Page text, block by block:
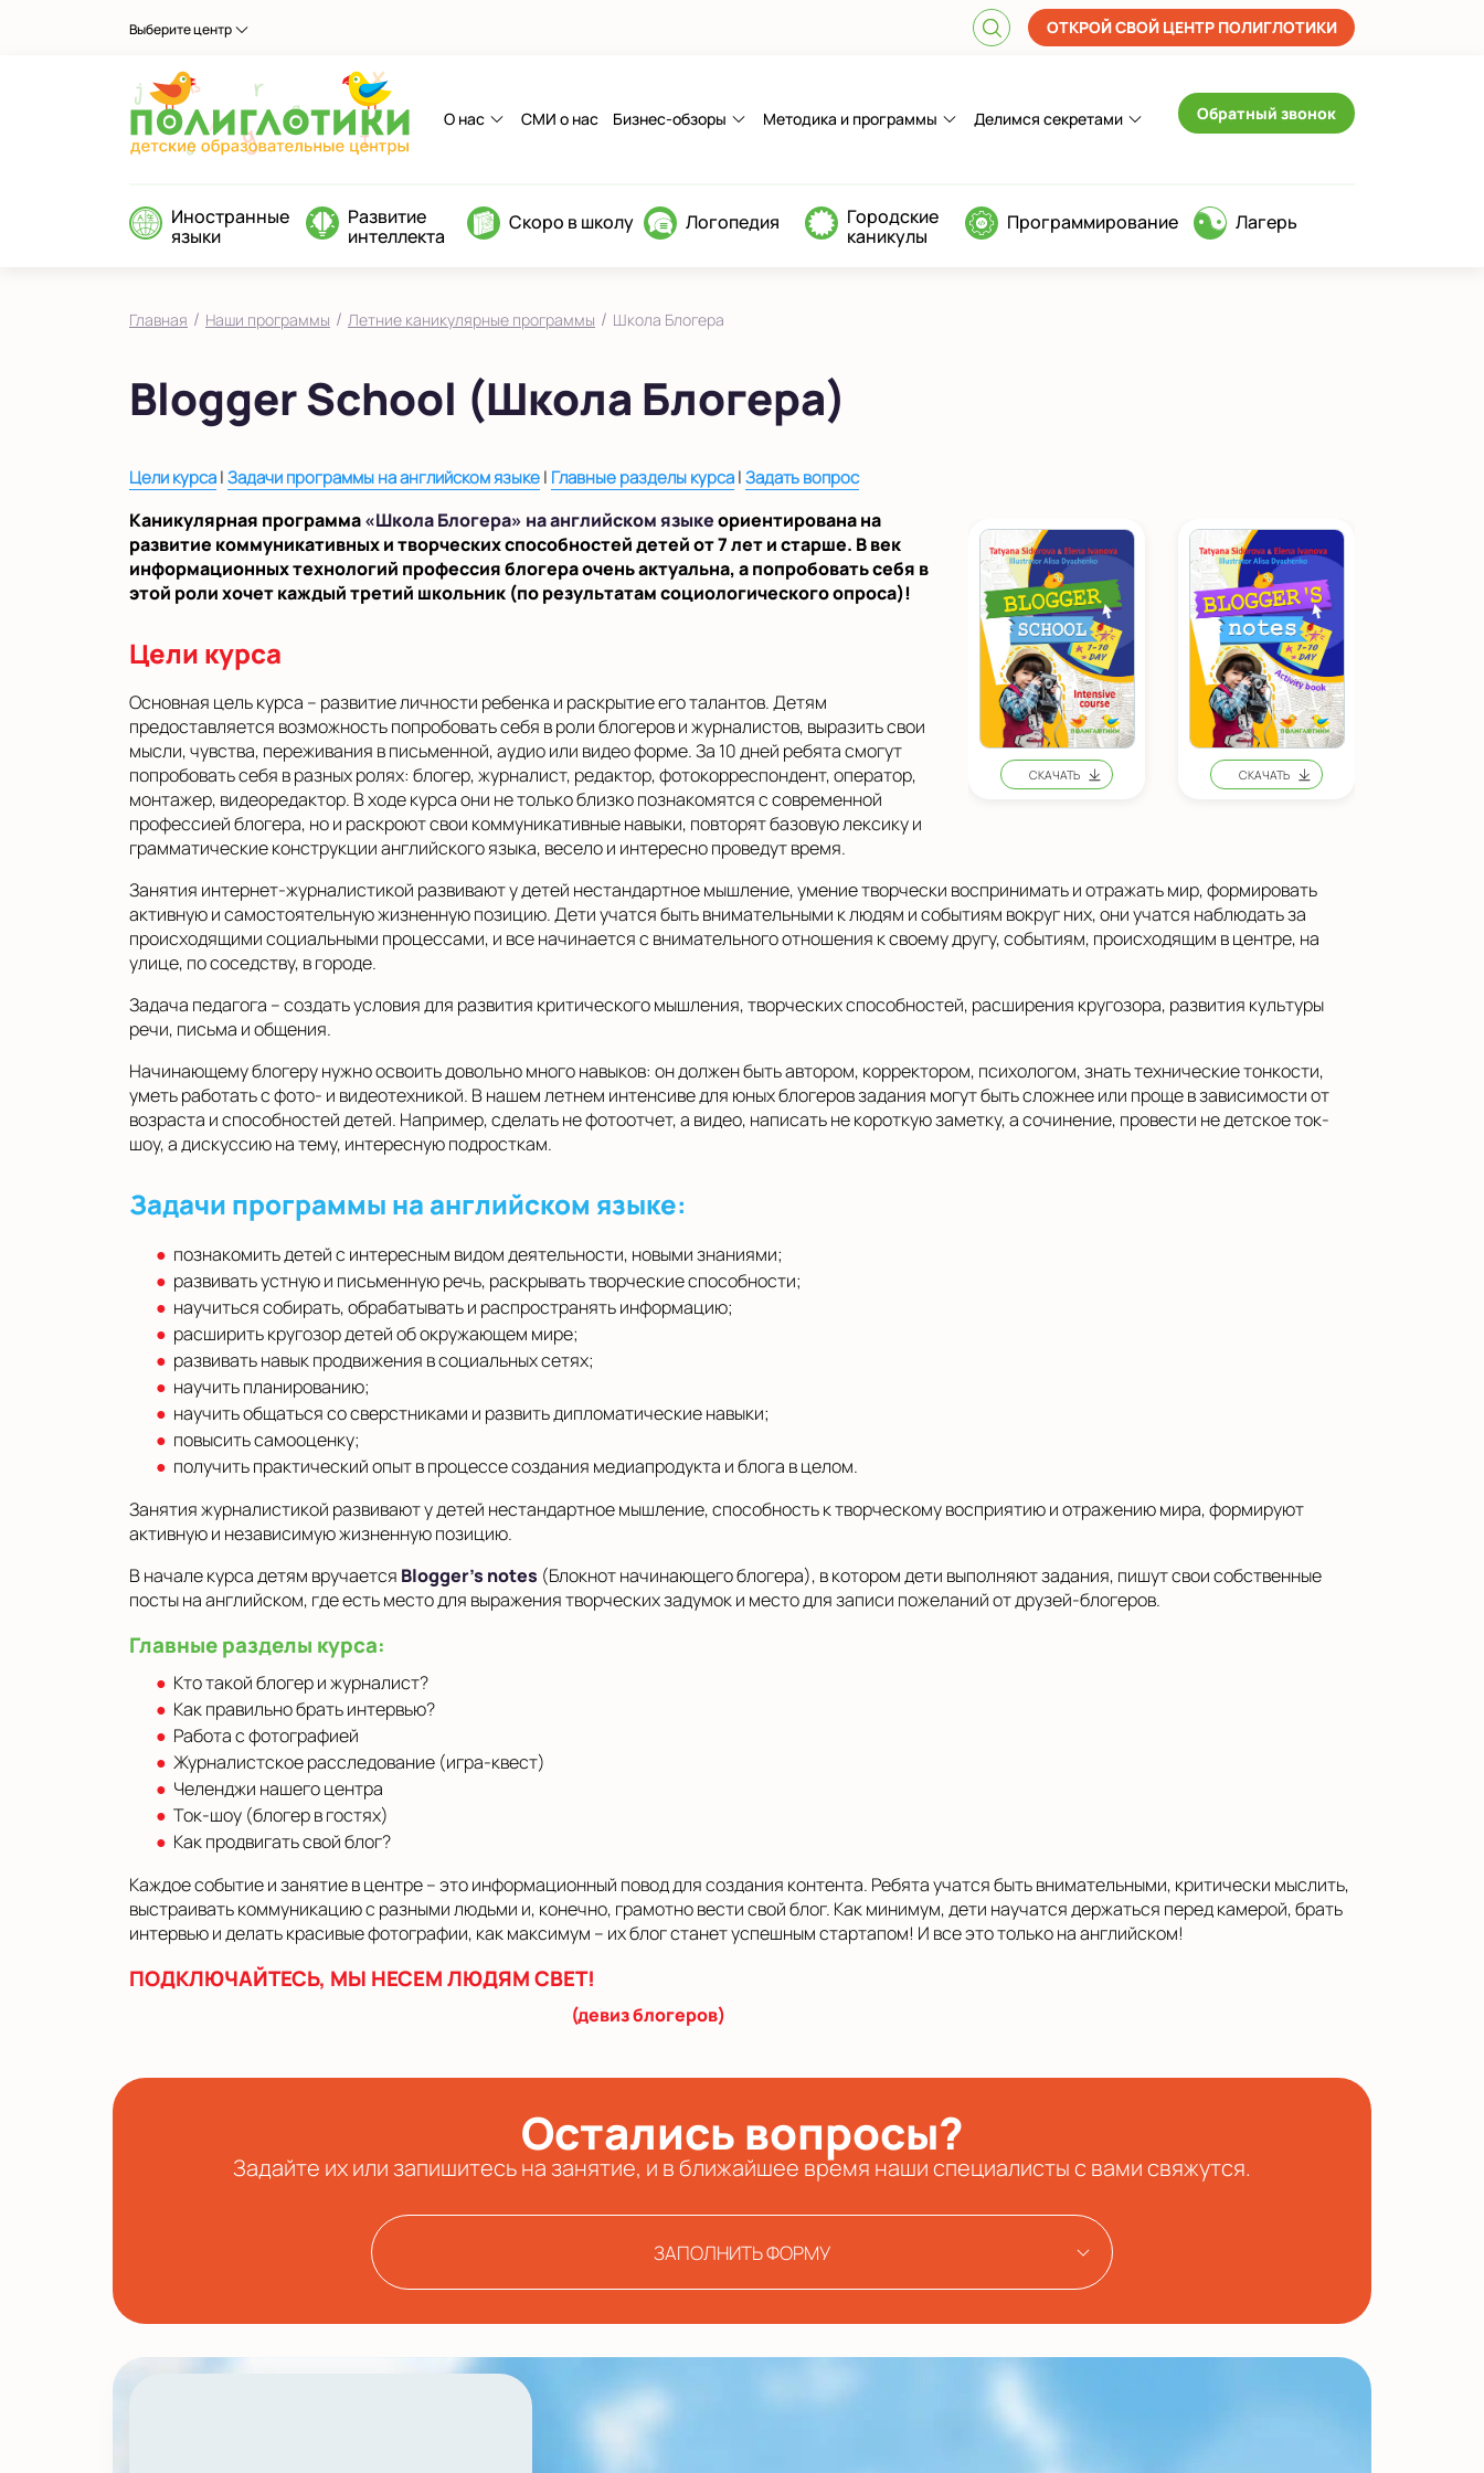
Выберите центр ОТКРОЙ СВОЙ ЦЕНТР ПОЛИГЛОТИКИ
О нас СМИ о нас Бизнес-обзоры Методика и программы Делимся секретами Обратный звонок
Иностранные
языки
Развитие
интеллекта
Скоро в школу Логопедия
Городские
каникулы
Программирование Лагерь
Главная / Наши программы / Летние каникулярные программы / Школа Блогера
Blogger School (Школа Блогера)
Цели курса|Задачи программы на английском языке| Главные разделы курса|Задать вопрос
Каникулярная программа«Школа Блогера» на английском языкеориентирована на
развитие коммуникативных и творческих способностей детей от 7 лет и старше. В век
информационных технологий профессия блогера очень актуальна, а попробовать себя в
этой роли хочет каждый третий школьник (по результатам социологического опроса)!
Цели курса
Основная цель курса – развитие личности ребенка и раскрытие его талантов. Детям
предоставляется возможность попробовать себя в роли блогеров и журналистов, выразить свои
мысли, чувства, переживания в письменной, аудио или видео форме. За 10 дней ребята смогут
попробовать себя в разных ролях: блогер, журналист, редактор, фотокорреспондент, оператор,
монтажер, видеоредактор. В ходе курса они не только близко познакомятся с современной
профессией блогера, но и раскроют свои коммуникативные навыки, повторят базовую лексику и
грамматические конструкции английского языка, весело и интересно проведут время.
Занятия интернет-журналистикой развивают у детей нестандартное мышление, умение творчески воспринимать и отражать мир, формировать
активную и самостоятельную жизненную позицию. Дети учатся быть внимательными к людям и событиям вокруг них, они учатся наблюдать за
происходящими социальными процессами, и все начинается с внимательного отношения к своему другу, событиям, происходящим в центре, на
улице, по соседству, в городе.
Задача педагога – создать условия для развития критического мышления, творческих способностей, расширения кругозора, развития культуры
речи, письма и общения.
Начинающему блогеру нужно освоить довольно много навыков: он должен быть автором, корректором, психологом, знать технические тонкости,
уметь работать с фото- и видеотехникой. В нашем летнем интенсиве для юных блогеров задания могут быть сложнее или проще в зависимости от
возраста и способностей детей. Например, сделать не фотоотчет, а видео, написать не короткую заметку, а сочинение, провести не детское ток-
шоу, а дискуссию на тему, интересную подросткам.
Задачи программы на английском языке:
познакомить детей с интересным видом деятельности, новыми знаниями;
развивать устную и письменную речь, раскрывать творческие способности;
научиться собирать, обрабатывать и распространять информацию;
расширить кругозор детей об окружающем мире;
развивать навык продвижения в социальных сетях;
научить планированию;
научить общаться со сверстниками и развить дипломатические навыки;
повысить самооценку;
получить практический опыт в процессе создания медиапродукта и блога в целом.
Занятия журналистикой развивают у детей нестандартное мышление, способность к творческому восприятию и отражению мира, формируют
активную и независимую жизненную позицию.
В начале курса детям вручается Blogger’s notes (Блокнот начинающего блогера), в котором дети выполняют задания, пишут свои собственные
посты на английском, где есть место для выражения творческих задумок и место для записи пожеланий от друзей-блогеров.
Главные разделы курса:
Кто такой блогер и журналист?
Как правильно брать интервью?
Работа с фотографией
Журналистское расследование (игра-квест)
Челенджи нашего центра
Ток-шоу (блогер в гостях)
Как продвигать свой блог?
Каждое событие и занятие в центре – это информационный повод для создания контента. Ребята учатся быть внимательными, критически мыслить,
выстраивать коммуникацию с разными людьми и, конечно, грамотно вести свой блог. Как минимум, дети научатся держаться перед камерой, брать
интервью и делать красивые фотографии, как максимум – их блог станет успешным стартапом! И все это только на английском!
ПОДКЛЮЧАЙТЕСЬ, МЫ НЕСЕМ ЛЮДЯМ СВЕТ!
(девиз блогеров)
Остались вопросы?
Задайте их или запишитесь на занятие, и в ближайшее время наши специалисты с вами свяжутся.
ЗАПОЛНИТЬ ФОРМУ